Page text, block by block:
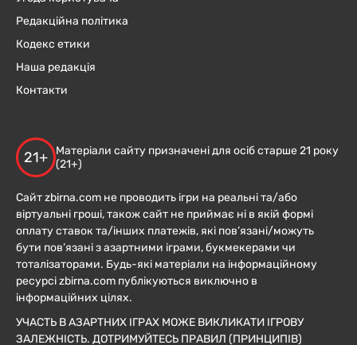
Редакційна політика
Кодекс етики
Наша редакція
Контакти
21+
Матеріали сайту призначені для осіб старше 21 року
(21+)
Сайт zbirna.com не проводить ігри на реальні та/або
віртуальні гроші, також сайт не приймає ні в якій формі
оплату ставок та/інших платежів, які пов’язані/можуть
бути пов’язані з азартними іграми, букмекерами чи
тоталізаторами. Будь-які матеріали на інформаційному
ресурсі zbirna.com публікуються виключно в
інформаційних цілях.
УЧАСТЬ В АЗАРТНИХ ІГРАХ МОЖЕ ВИКЛИКАТИ ІГРОВУ
ЗАЛЕЖНІСТЬ. ДОТРИМУЙТЕСЬ ПРАВИЛ (ПРИНЦИПІВ)